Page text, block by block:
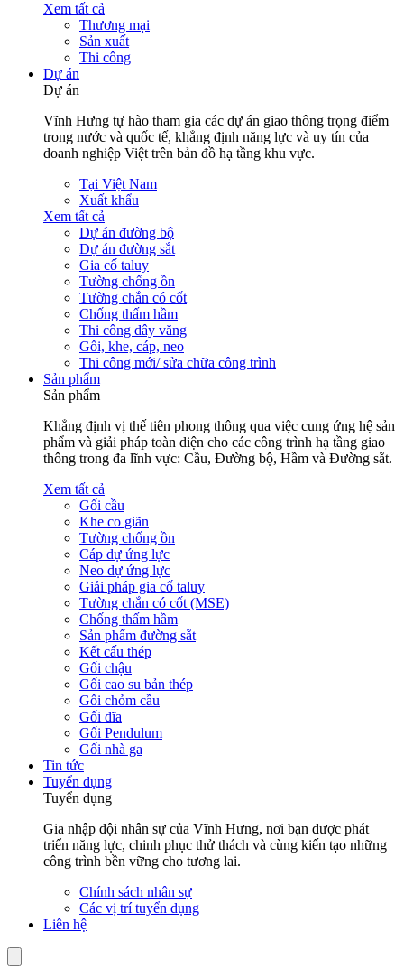
Xem tất cả
Thương mại
Sản xuất
Thi công
Dự án
Dự án
Vĩnh Hưng tự hào tham gia các dự án giao thông trọng điểm
trong nước và quốc tế, khẳng định năng lực và uy tín của
doanh nghiệp Việt trên bản đồ hạ tầng khu vực.
Tại Việt Nam
Xuất khẩu
Xem tất cả
Dự án đường bộ
Dự án đường sắt
Gia cố taluy
Tường chống ồn
Tường chắn có cốt
Chống thấm hầm
Thi công dây văng
Gối, khe, cáp, neo
Thi công mới/ sửa chữa công trình
Sản phẩm
Sản phẩm
Khẳng định vị thế tiên phong thông qua việc cung ứng hệ sản
phẩm và giải pháp toàn diện cho các công trình hạ tầng giao
thông trong đa lĩnh vực: Cầu, Đường bộ, Hầm và Đường sắt.
Xem tất cả
Gối cầu
Khe co giãn
Tường chống ồn
Cáp dự ứng lực
Neo dự ứng lực
Giải pháp gia cố taluy
Tường chắn có cốt (MSE)
Chống thấm hầm
Sản phẩm đường sắt
Kết cấu thép
Gối chậu
Gối cao su bản thép
Gối chỏm cầu
Gối đĩa
Gối Pendulum
Gối nhà ga
Tin tức
Tuyển dụng
Tuyển dụng
Gia nhập đội nhân sự của Vĩnh Hưng, nơi bạn được phát
triển năng lực, chinh phục thử thách và cùng kiến tạo những
công trình bền vững cho tương lai.
Chính sách nhân sự
Các vị trí tuyển dụng
Liên hệ